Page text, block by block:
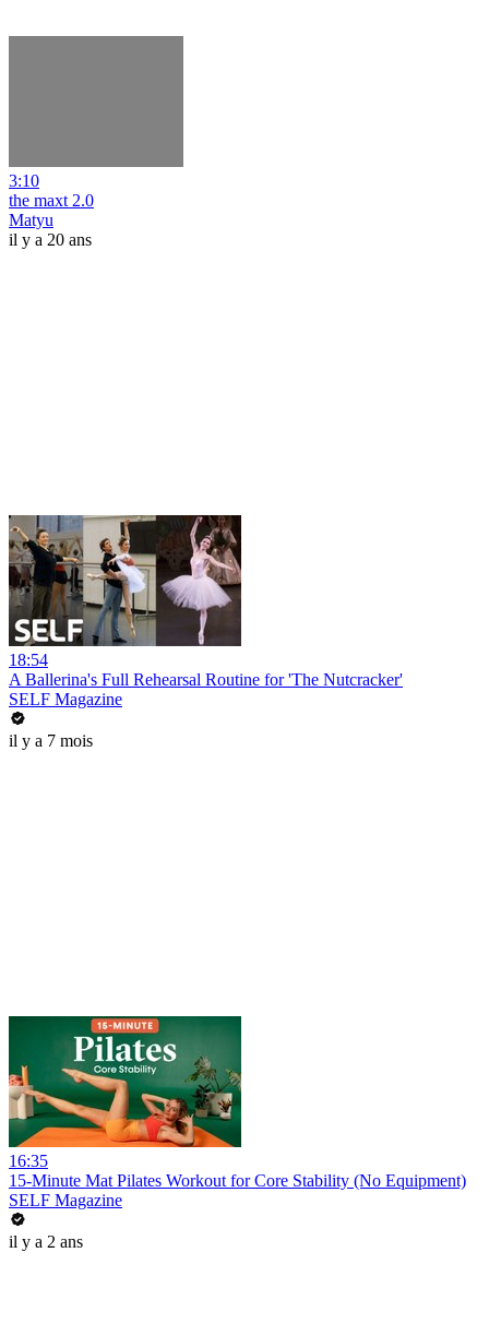
3:10
the maxt 2.0
Matyu
il y a 20 ans
18:54
A Ballerina's Full Rehearsal Routine for 'The Nutcracker'
SELF Magazine
il y a 7 mois
16:35
15-Minute Mat Pilates Workout for Core Stability (No Equipment)
SELF Magazine
il y a 2 ans